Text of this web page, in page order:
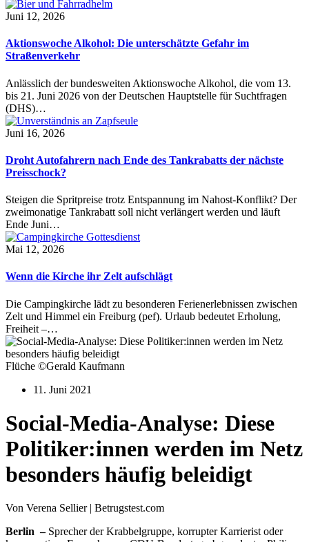
Juni 12, 2026
Aktionswoche Alkohol: Die unterschätzte Gefahr im
Straßenverkehr
Anlässlich der bundesweiten Aktionswoche Alkohol, die vom 13.
bis 21. Juni 2026 von der Deutschen Hauptstelle für Suchtfragen
(DHS)…
Juni 16, 2026
Droht Autofahrern nach Ende des Tankrabatts der nächste
Preisschock?
Steigen die Spritpreise trotz Entspannung im Nahost-Konflikt? Der
zweimonatige Tankrabatt soll nicht verlängert werden und läuft
Ende Juni…
Mai 12, 2026
Wenn die Kirche ihr Zelt aufschlägt
Die Campingkirche lädt zu besonderen Ferienerlebnissen zwischen
Zelt und Himmel ein Freiburg (pef). Urlaub bedeutet Erholung,
Freiheit –…
Flüche ©Gerald Kaufmann
11. Juni 2021
Social-Media-Analyse: Diese
Politiker:innen werden im Netz
besonders häufig beleidigt
Von Verena Sellier | Betrugstest.com
Berlin – Sprecher der Krabbelgruppe, korrupter Karrierist oder